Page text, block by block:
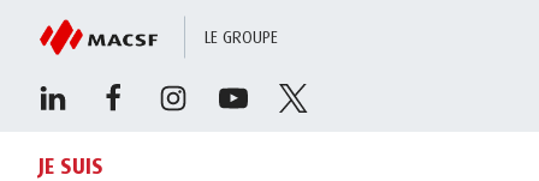
LE GROUPE
JE SUIS